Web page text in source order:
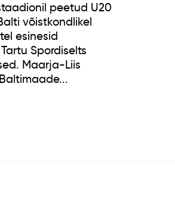
peetud U20
võistkondlikel
esinesid
Spordiselts
Maarja-Liis